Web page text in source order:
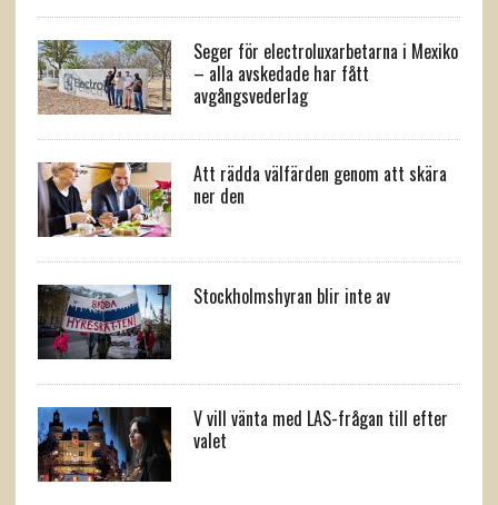
Seger för electroluxarbetarna i Mexiko
– alla avskedade har fått
avgångsvederlag
Att rädda välfärden genom att skära
ner den
Stockholmshyran blir inte av
V vill vänta med LAS-frågan till efter
valet